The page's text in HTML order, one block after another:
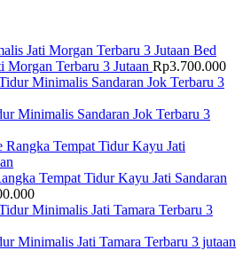
Bed
Terbaru 3 Jutaan Rp3.700.000
Minimalis Sandaran Jok Terbaru 3
Tempat Tidur Kayu Jati Sandaran
Minimalis Jati Tamara Terbaru 3 jutaan